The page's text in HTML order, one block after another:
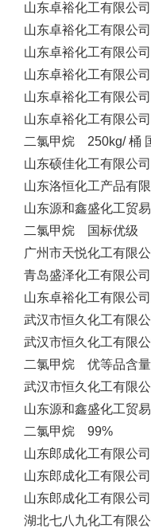
山东卓裕化工有限公司
山东卓裕化工有限公司
山东卓裕化工有限公司
山东卓裕化工有限公司
山东卓裕化工有限公司
山东卓裕化工有限公司
二氯甲烷 250kg/ 桶
山东硕佳化工有限公司
山东洛恒化工产品有
山东源和鑫盛化工贸
二氯甲烷 国标优级
广州市天悦化工有限公
青岛盛泽化工有限公司
山东卓裕化工有限公司
武汉市恒久化工有限公
武汉市恒久化工有限公
二氯甲烷 优等品含量
武汉市恒久化工有限公
山东源和鑫盛化工贸
二氯甲烷 99%
山东郎成化工有限公司
山东郎成化工有限公司
山东郎成化工有限公司
湖北七八九化工有限公